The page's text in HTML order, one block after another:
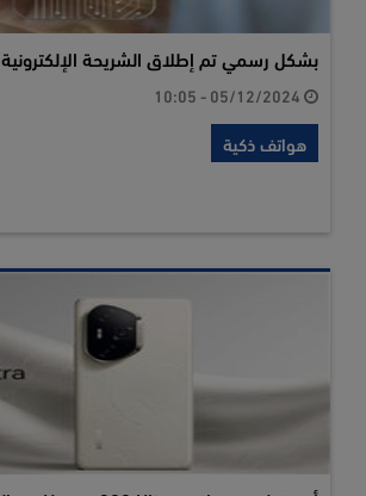
بشكل رسمي تم إطلاق الشريحة الإلكترونية eSIM في مصر
هواتف ذكية